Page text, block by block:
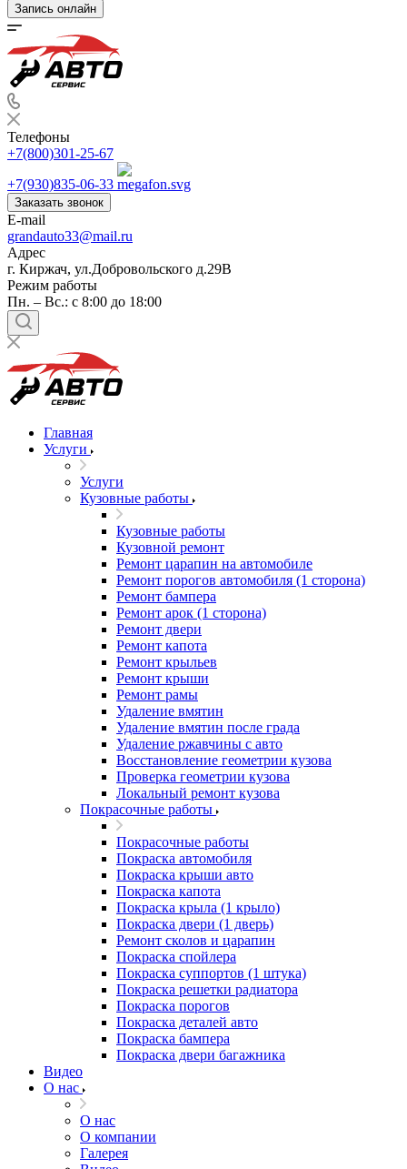
Запись онлайн
Телефоны
+7(800)301-25-67
+7(930)835-06-33
Заказать звонок
E-mail
grandauto33@mail.ru
Адрес
г. Киржач, ул.Добровольского д.29В
Режим работы
Пн. – Вс.: с 8:00 до 18:00
Главная
Услуги
Услуги
Кузовные работы
Кузовные работы
Кузовной ремонт
Ремонт царапин на автомобиле
Ремонт порогов автомобиля (1 сторона)
Ремонт бампера
Ремонт арок (1 сторона)
Ремонт двери
Ремонт капота
Ремонт крыльев
Ремонт крыши
Ремонт рамы
Удаление вмятин
Удаление вмятин после града
Удаление ржавчины с авто
Восстановление геометрии кузова
Проверка геометрии кузова
Локальный ремонт кузова
Покрасочные работы
Покрасочные работы
Покраска автомобиля
Покраска крыши авто
Покраска капота
Покраска крыла (1 крыло)
Покраска двери (1 дверь)
Ремонт сколов и царапин
Покраска спойлера
Покраска суппортов (1 штука)
Покраска решетки радиатора
Покраска порогов
Покраска деталей авто
Покраска бампера
Покраска двери багажника
Видео
О нас
О нас
О компании
Галерея